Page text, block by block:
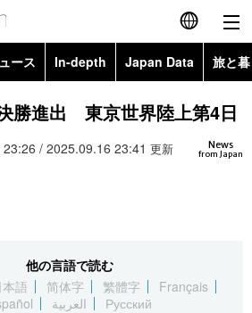
English
简体字
繁體字
العربية
ース In-depth Japan Data 旅と
Topics
Images
お知らせ
勝進出 東京世界陸上第4日
News
from Japan
/ 2025.09.16 23:41 更新
他の言語で読む
本語 简体字 繁體字
Français
العربية Русский